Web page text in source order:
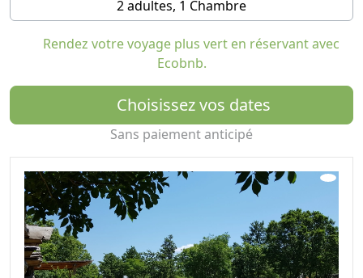
sous-sol istrien, qui, grâce à sa configuration et à son
Žminj, la première grande ville à proximité, se trouve à
seulement 7 km de l'établissement d'hébergement,
tandis que l'établissement d'hébergement lui-même se
trouve à environ 30 kilomètres de la ville de Rovinj à
l'ouest et de la ville de Rabac sur la côte est de la
péninsule d'Istrie.
La taxe de séjour n'est pas incluse dans le prix.
Prix de la taxe de séjour par personne et par jour pour
les adultes : 01.04. – 30.09. = 1,99 EUR, les enfants de 12
à 18 ans bénéficient de 50 % de réduction et les enfants
2 adultes, 1 Chambre
Rendez votre voyage plus vert en réservant avec
Ecobnb.
Choisissez vos dates
Sans paiement anticipé